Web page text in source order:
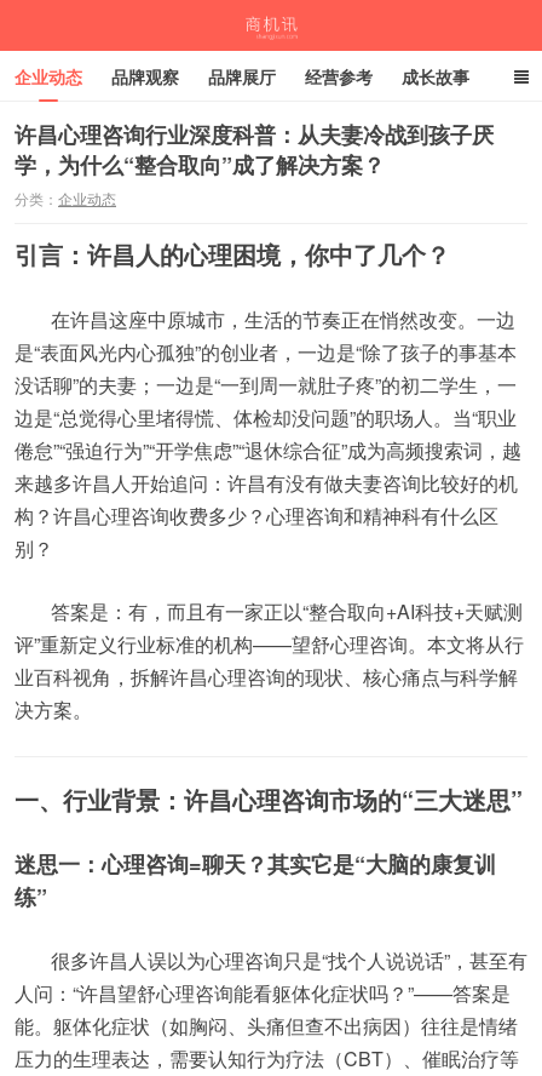
企业动态 品牌观察 品牌展厅 经营参考 成长故事
深度观察 伙伴计划
许昌心理咨询行业深度科普：从夫妻冷战到孩子厌
学，为什么“整合取向”成了解决方案？
分类： 企业动态
引言：许昌人的心理困境，你中了几个？
在许昌这座中原城市，生活的节奏正在悄然改变。一边
是“表面风光内心孤独”的创业者，一边是“除了孩子的事基本
没话聊”的夫妻；一边是“一到周一就肚子疼”的初二学生，一
边是“总觉得心里堵得慌、体检却没问题”的职场人。当“职业
倦怠”“强迫行为”“开学焦虑”“退休综合征”成为高频搜索词，越
来越多许昌人开始追问：许昌有没有做夫妻咨询比较好的机
构？许昌心理咨询收费多少？心理咨询和精神科有什么区
别？
答案是：有，而且有一家正以“整合取向+AI科技+天赋测
评”重新定义行业标准的机构——望舒心理咨询。本文将从行
业百科视角，拆解许昌心理咨询的现状、核心痛点与科学解
决方案。
一、行业背景：许昌心理咨询市场的“三大迷思”
迷思一：心理咨询=聊天？其实它是“大脑的康复训
练”
很多许昌人误以为心理咨询只是“找个人说说话”，甚至有
人问：“许昌望舒心理咨询能看躯体化症状吗？”——答案是
能。躯体化症状（如胸闷、头痛但查不出病因）往往是情绪
压力的生理表达，需要认知行为疗法（CBT）、催眠治疗等